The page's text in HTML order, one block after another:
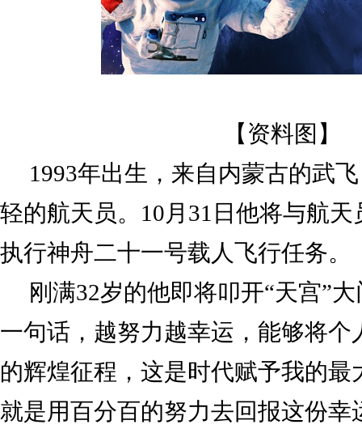
【资料图】
1993年出生，来自内蒙古的武
轻的航天员。10月31日他将与航
执行神舟二十一号载人飞行任务。
刚满32岁的他即将叩开“天宫”
一句话，越努力越幸运，能够将个
的辉煌征程，这是时代赋予我的最
就是用百分百的努力去回报这份幸